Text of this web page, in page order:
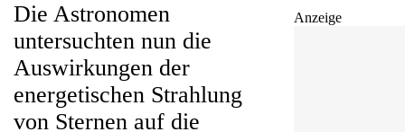
Anzeige
Die Astronomen
untersuchten nun die
Auswirkungen der
energetischen Strahlung
von Sternen auf die